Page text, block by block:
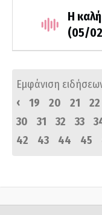
Η
(05/
Εμφάνιση
‹
19 20 21 22
30
31 32 33
42
43 44 45